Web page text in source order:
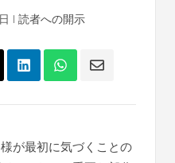
| 読者への開示
が最初に気づくことの